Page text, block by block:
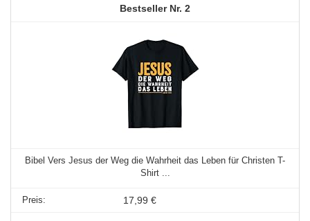
2
Bibel Vers Jesus der Weg die Wahrheit das Leben für Christen T-
Shirt ...
17,99 €